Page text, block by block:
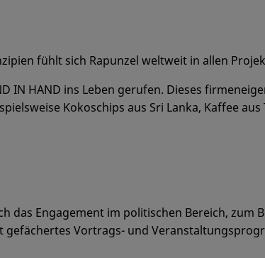
fühlt sich Rapunzel weltweit in allen
IN HAND ins Leben gerufen. Dieses
Kokoschips aus Sri Lanka, Kaffee aus
Engagement im politischen Bereich, zum
Vortrags- und